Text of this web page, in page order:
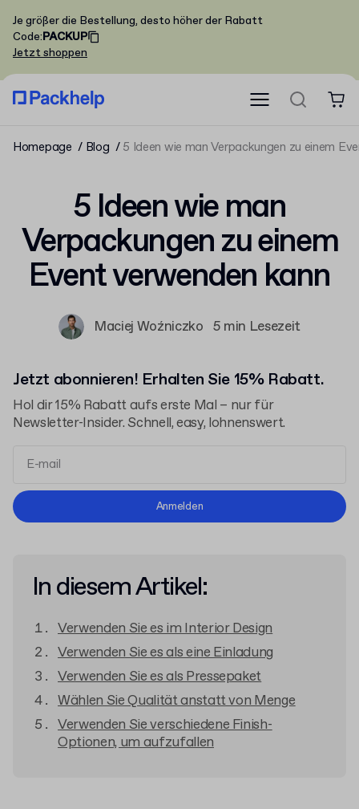
Je größer die Bestellung, desto höher der Rabatt
Code:PACKUP
Jetzt shoppen
Homepage Blog 5 Ideen wie man Verpackungen zu einem
5 Ideen wie man
Verpackungen zu einem
Event verwenden kann
Maciej Woźniczko 5 min Lesezeit
Jetzt abonnieren! Erhalten Sie 15% Rabatt.
Hol dir 15% Rabatt aufs erste Mal – nur für
Newsletter-Insider. Schnell, easy, lohnenswert.
Allgemeinen Geschäftsbedingungen
Anmelden
In diesem Artikel:
Verwenden Sie es im Interior Design
Verwenden Sie es als eine Einladung
Verwenden Sie es als Pressepaket
Wählen Sie Qualität anstatt von Menge
Verwenden Sie verschiedene Finish-
Optionen, um aufzufallen